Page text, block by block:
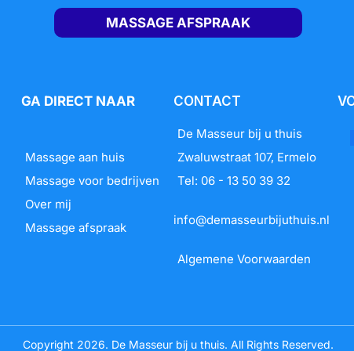
MASSAGE AFSPRAAK
GA DIRECT NAAR
Massage aan huis
Massage voor bedrijven
Over mij
Massage afspraak
CONTACT
De Masseur bij u thuis
Zwaluwstraat 107, Ermelo
Tel: 06 - 13 50 39 32
info@demasseurbijuthuis.nl
Algemene Voorwaarden
Copyright 2026. De Masseur bij u thuis. All Rights Reserved.